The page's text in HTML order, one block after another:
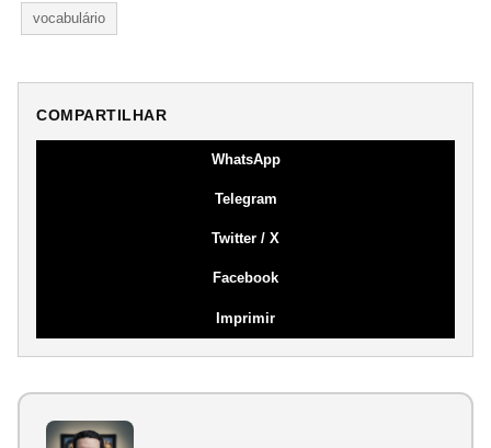
vocabulário
COMPARTILHAR
WhatsApp
Telegram
Twitter / X
Facebook
Imprimir